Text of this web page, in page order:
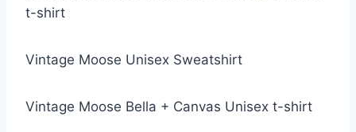
t-shirt
Vintage Moose Unisex Sweatshirt
Vintage Moose Bella + Canvas Unisex t-shirt